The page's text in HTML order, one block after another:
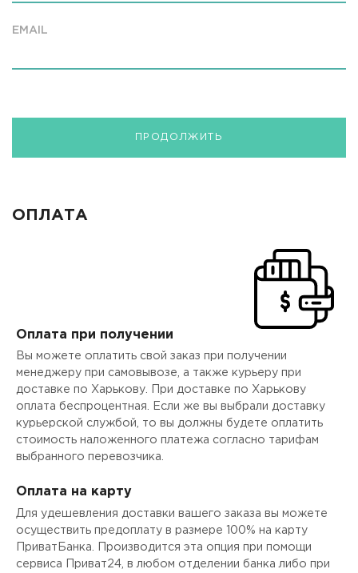
EMAIL
ПРОДОЛЖИТЬ
ОПЛАТА
Оплата при получении
Вы можете оплатить свой заказ при получении
менеджеру при самовывозе, а также курьеру при
доставке по Харькову. При доставке по Харькову
оплата беспроцентная. Если же вы выбрали доставку
курьерской службой, то вы должны будете оплатить
стоимость наложенного платежа согласно тарифам
выбранного перевозчика.
Оплата на карту
Для удешевления доставки вашего заказа вы можете
осуществить предоплату в размере 100% на карту
ПриватБанка. Производится эта опция при помощи
сервиса Приват24, в любом отделении банка либо при